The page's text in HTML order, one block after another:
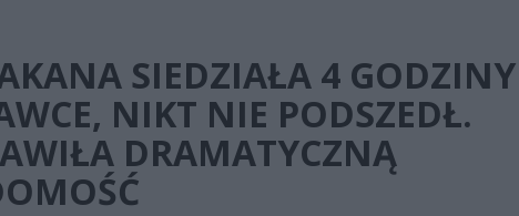
SIEDZIAŁA 4 GODZINY
NIKT NIE PODSZEDŁ.
DRAMATYCZNĄ